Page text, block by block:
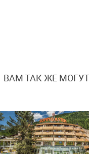
ВАМ ТАК ЖЕ